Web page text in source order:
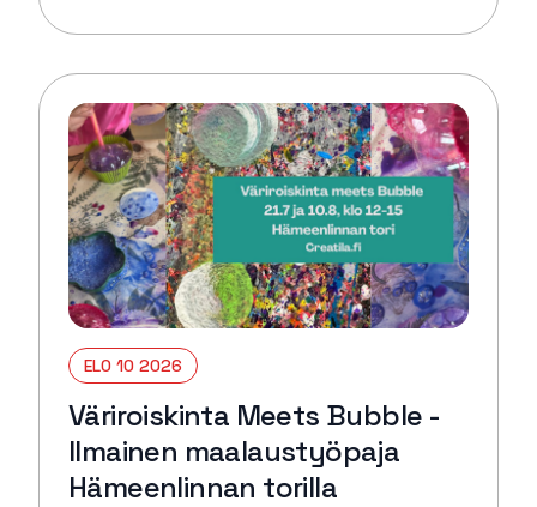
Lue lisää tapahtumasta Väriroiskinta Meets
ELO 10 2026
Väriroiskinta Meets Bubble -
Ilmainen maalaustyöpaja
Hämeenlinnan torilla